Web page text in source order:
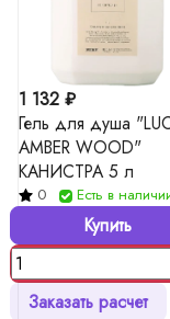
1 132 ₽
Гель для душа
AMBER WOOD"
КАНИСТРА 5 л
0 Есть в
Купить
Заказать расчет